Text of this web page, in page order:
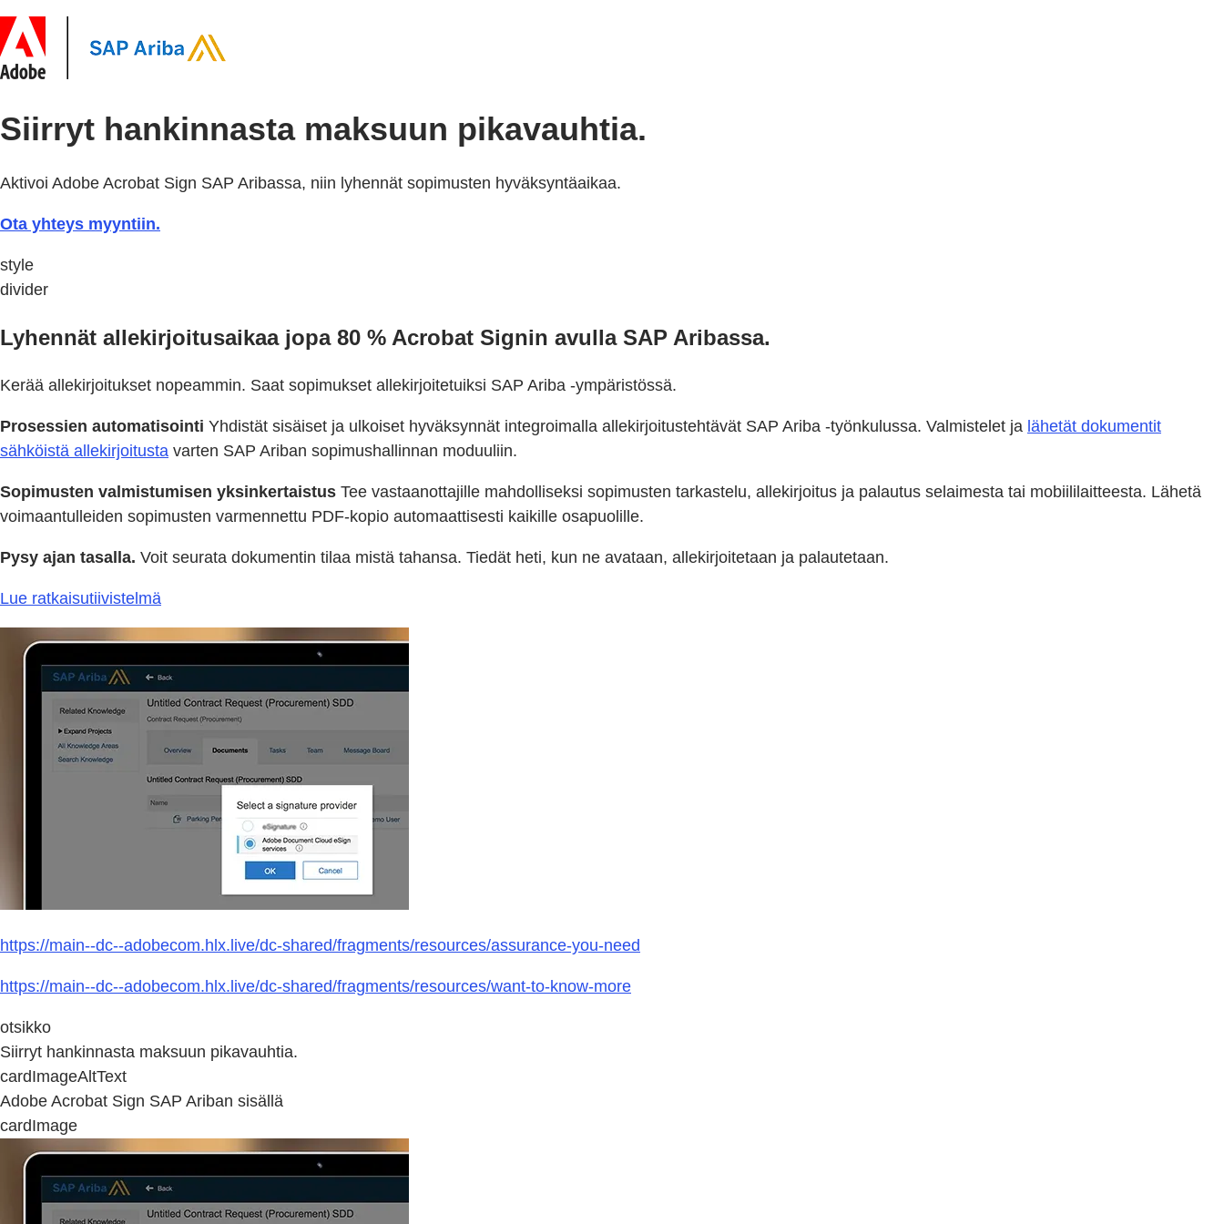
Siirryt hankinnasta maksuun pikavauhtia.
Aktivoi Adobe Acrobat Sign SAP Aribassa, niin lyhennät sopimusten hyväksyntäaikaa.
Ota yhteys myyntiin.
style
divider
Lyhennät allekirjoitusaikaa jopa 80 % Acrobat Signin avulla SAP Aribassa.
Kerää allekirjoitukset nopeammin. Saat sopimukset allekirjoitetuiksi SAP Ariba -ympäristössä.
Prosessien automatisointi Yhdistät sisäiset ja ulkoiset hyväksynnät integroimalla allekirjoitustehtävät SAP Ariba -työnkulussa. Valmistelet ja lähetät dokumentit
sähköistä allekirjoitusta varten SAP Ariban sopimushallinnan moduuliin.
Sopimusten valmistumisen yksinkertaistus Tee vastaanottajille mahdolliseksi sopimusten tarkastelu, allekirjoitus ja palautus selaimesta tai mobiililaitteesta. Lähetä
voimaantulleiden sopimusten varmennettu PDF-kopio automaattisesti kaikille osapuolille.
Pysy ajan tasalla. Voit seurata dokumentin tilaa mistä tahansa. Tiedät heti, kun ne avataan, allekirjoitetaan ja palautetaan.
Lue ratkaisutiivistelmä
https://main--dc--adobecom.hlx.live/dc-shared/fragments/resources/assurance-you-need
https://main--dc--adobecom.hlx.live/dc-shared/fragments/resources/want-to-know-more
otsikko
Siirryt hankinnasta maksuun pikavauhtia.
cardImageAltText
Adobe Acrobat Sign SAP Ariban sisällä
cardImage